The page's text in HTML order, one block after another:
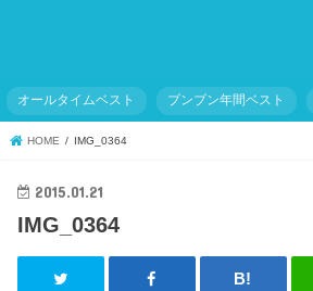
オールタイムベスト ブンブン年間ベスト
HOME IMG_0364
2015.01.21
IMG_0364